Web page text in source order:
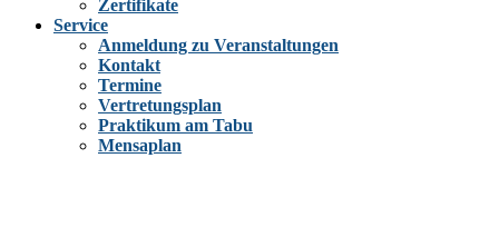
Zertifikate
Service
Anmeldung zu Veranstaltungen
Kontakt
Termine
Vertretungsplan
Praktikum am Tabu
Mensaplan